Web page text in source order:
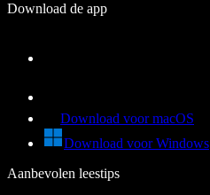
Download de app
Download voor macOS
Download voor Windows
Aanbevolen leestips